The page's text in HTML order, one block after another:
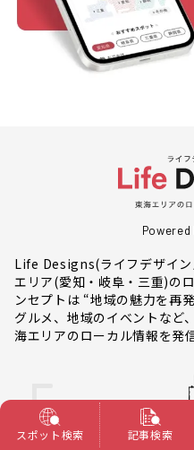
Powered
Life Designs(ライフデザイ
エリア(愛知・岐阜・三重)の
ンセプトは “地域の魅力を再
グルメ、地域のイベントなど
海エリアのローカル情報を発
企業
スポット検索 記事検索